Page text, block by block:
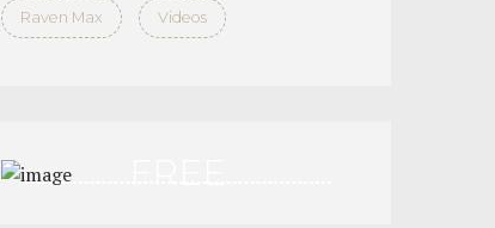
Raven Max Videos